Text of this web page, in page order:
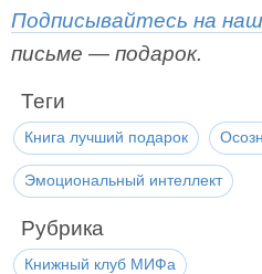
Подписывайтесь на
письме — подарок.
Теги
Книга лучший подарок
Эмоциональный интеллект
Рубрика
Книжный клуб МИФа